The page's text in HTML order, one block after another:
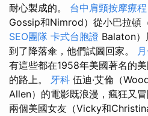
耐心製成的。 台中肩頸按摩療程
Gossip和Nimrod）從小巴拉頓
SEO團隊 卡式台胞證 Balaton）
到了降落傘，他們試圖回家。
有這些都在1958年美國著名的
的路上。 牙科 伍迪·艾倫（
Allen）的電影既浪漫，瘋狂又冒
兩個美國女友（Vicky和